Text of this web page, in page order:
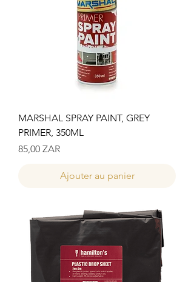
MARSHAL SPRAY PAINT, GREY
PRIMER, 350ML
Prix
85,00 ZAR
Ajouter au panier